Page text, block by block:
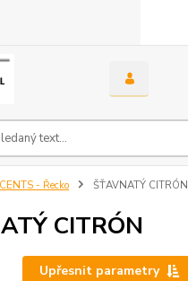
- Řecko ŠŤAVNATÝ CITRÓN
CITRÓN
Upřesnit parametry